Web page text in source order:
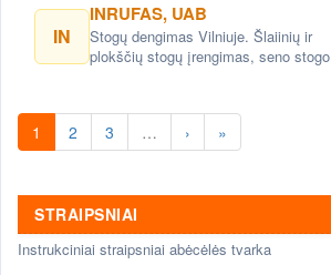
IN
INRUFAS, UAB
Stogų dengimas Vilniuje. Šlaiinių ir
plokščių stogų įrengimas, seno stogo
Vilniuje. Stogų remonto darbai, stogo
renovacija Vilniuje.
1 2 3 … › »
STRAIPSNIAI
Instrukciniai straipsniai abėcėlės tvarka